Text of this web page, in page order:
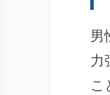
男
力
こ